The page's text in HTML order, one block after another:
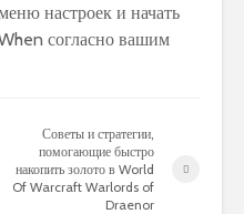
настроек и начать
согласно вашим
Советы и стратегии,
помогающие быстро
накопить золото в World
Of Warcraft Warlords of
Draenor